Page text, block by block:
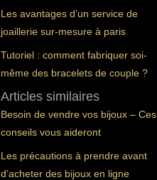
Les avantages d’un service de
joaillerie sur-mesure à paris
Tutoriel : comment fabriquer soi-
même des bracelets de couple ?
Articles similaires
Besoin de vendre vos bijoux – Ces
conseils vous aideront
Les précautions à prendre avant
d’acheter des bijoux en ligne